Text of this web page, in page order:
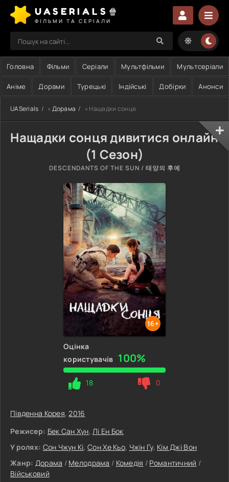
UASERIALS🍿
ФІЛЬМИ ТА СЕРІАЛИ
Головна Фільми Серіали Мультфільми Мультсеріали
Аніме Дорами Турецькі Індійські Добірки Анонси
UASerials » Дорама » Нащадки сонця
Нащадки сонця дивитися онлайн
(1 Сезон)
DESCENDANTS OF THE SUN / 태양의 후예
16+
Оцінка
користувачів 100%
18 0
Південна Корея,2016
Режисер: Бек Сан Хун,Лі Ен Бок
У ролях: Сон Чжун Кі,Сон Хе Кьо, Чжін Гу, Кім Джі Вон
Жанр: Дорама / Мелодрама / Комедія / Романтичний /
Військовий